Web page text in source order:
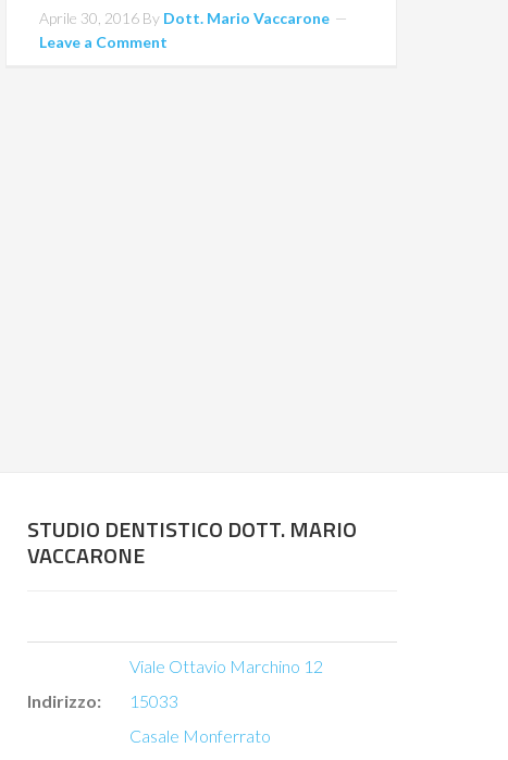
Aprile 30, 2016 By Dott. Mario Vaccarone
Leave a Comment
STUDIO DENTISTICO DOTT. MARIO
VACCARONE
Indirizzo:
Viale Ottavio Marchino 12
15033
Casale Monferrato